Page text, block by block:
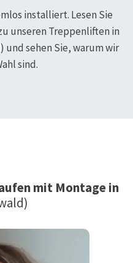
installiert. Lesen Sie
unseren Treppenliften in
und sehen Sie, warum wir
sind.
mit Montage in